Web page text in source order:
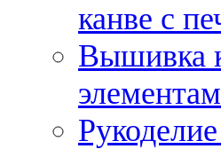
канве с
Вышивка